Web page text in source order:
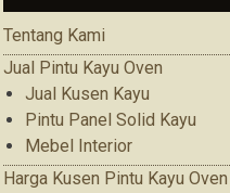
Tentang Kami
Jual Pintu Kayu Oven
Jual Kusen Kayu
Pintu Panel Solid Kayu
Mebel Interior
Harga Kusen Pintu Kayu Oven